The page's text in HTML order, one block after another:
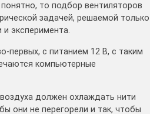
то подбор вентиляторов
задачей, решаемой только
эксперимента.
первых, с питанием 12 В, с таким
компьютерные
должен охлаждать нити
они не перегорели и так, чтобы